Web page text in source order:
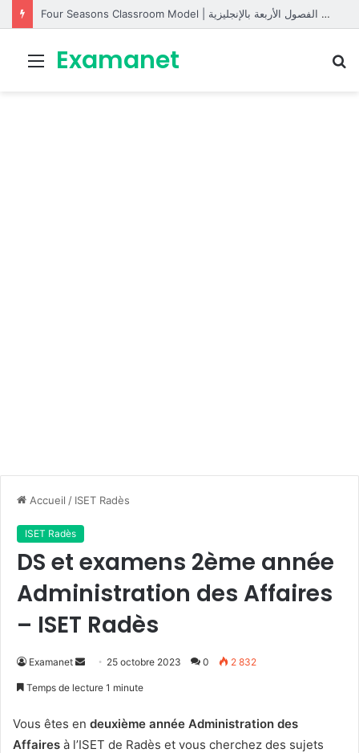
Four Seasons Classroom Model | مشروع تفاعلي لتعليم الفصول الأربعة بالإنجليزية
Menu
Examanet
Accueil / ISET Radès
ISET Radès
DS et examens 2ème année
Administration des Affaires
– ISET Radès
Examanet
Envoyer25 octobre 2023 0 2 832
Temps de lecture 1 minute
Vous êtes en deuxième année Administration des
Affaires à l’ISET de Radès et vous cherchez des sujets